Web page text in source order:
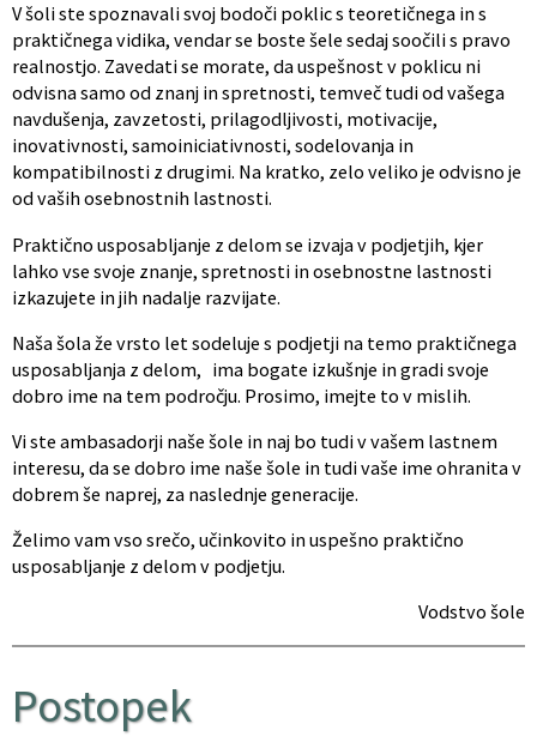
V šoli ste spoznavali svoj bodoči poklic s teoretičnega in s
praktičnega vidika, vendar se boste šele sedaj soočili s pravo
realnostjo. Zavedati se morate, da uspešnost v poklicu ni
odvisna samo od znanj in spretnosti, temveč tudi od vašega
navdušenja, zavzetosti, prilagodljivosti, motivacije,
inovativnosti, samoiniciativnosti, sodelovanja in
kompatibilnosti z drugimi. Na kratko, zelo veliko je odvisno je
od vaših osebnostnih lastnosti.
Praktično usposabljanje z delom se izvaja v podjetjih, kjer
lahko vse svoje znanje, spretnosti in osebnostne lastnosti
izkazujete in jih nadalje razvijate.
Naša šola že vrsto let sodeluje s podjetji na temo praktičnega
usposabljanja z delom, ima bogate izkušnje in gradi svoje
dobro ime na tem področju. Prosimo, imejte to v mislih.
Vi ste ambasadorji naše šole in naj bo tudi v vašem lastnem
interesu, da se dobro ime naše šole in tudi vaše ime ohranita v
dobrem še naprej, za naslednje generacije.
Želimo vam vso srečo, učinkovito in uspešno praktično
usposabljanje z delom v podjetju.
Vodstvo šole
Postopek